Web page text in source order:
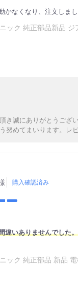
かなくなり、注文しまし
ック 純正部品新品
き誠にありがとうござ
努めてまいります。レ
購入確認済み
違いありませんでした。
ック 純正部品 新品